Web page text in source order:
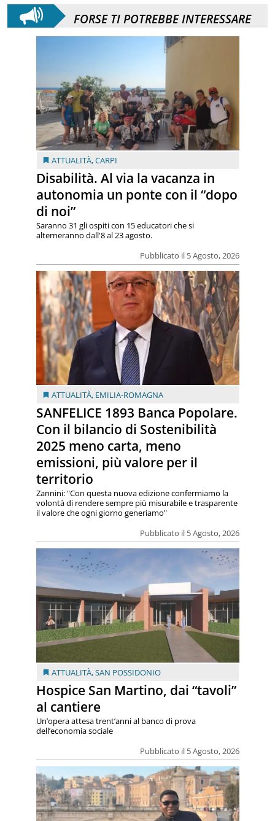
FORSE TI POTREBBE INTERESSARE
ATTUALITÀ,CARPI
Disabilità. Al via la vacanza in
autonomia un ponte con il “dopo
di noi”
Pubblicato il 5 Agosto, 2026
Saranno 31 gli ospiti con 15 educatori che si
alterneranno dall'8 al 23 agosto.
ATTUALITÀ, EMILIA-ROMAGNA
SANFELICE 1893 Banca Popolare.
Con il bilancio di Sostenibilità
2025 meno carta, meno
emissioni, più valore per il
territorio
Pubblicato il 5 Agosto, 2026
Zannini: "Con questa nuova edizione confermiamo la
volontà di rendere sempre più misurabile e trasparente
il valore che ogni giorno generiamo"
ATTUALITÀ,SAN POSSIDONIO
Hospice San Martino, dai “tavoli”
al cantiere
Pubblicato il 5 Agosto, 2026
Un’opera attesa trent’anni al banco di prova
dell’economia sociale